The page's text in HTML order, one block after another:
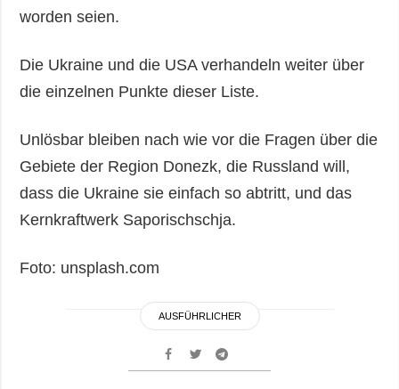
worden seien.
Die Ukraine und die USA verhandeln weiter über
die einzelnen Punkte dieser Liste.
Unlösbar bleiben nach wie vor die Fragen über die
Gebiete der Region Donezk, die Russland will,
dass die Ukraine sie einfach so abtritt, und das
Kernkraftwerk Saporischschja.
Foto: unsplash.com
AUSFÜHRLICHER